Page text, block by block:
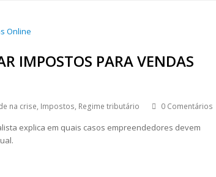
IMPOSTOS PARA VENDAS
na crise, Impostos, Regime tributário 0 Comentários
explica em quais casos empreendedores devem